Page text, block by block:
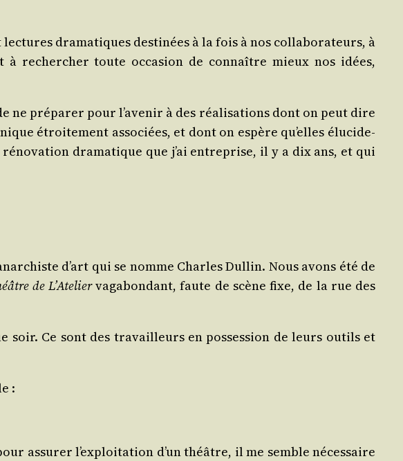
dra­ma­tiques des­ti­nées à la fois à nos col­la­bo­ra­teurs, à
recher­cher toute occa­sion de connaître mieux nos idées,
ne pré­pa­rer pour l’avenir à des réa­li­sa­tions dont on peut dire
étroi­te­ment asso­ciées, et dont on espère qu’elles élu­ci­de­
dra­ma­tique que j’ai entre­prise, il y a dix ans, et qui
d’art qui se nomme Charles Dul­lin. Nous avons été de
de L’Ateliervaga­bon­dant, faute de scène fixe, de la rue des
Ce sont des tra­vailleurs en pos­ses­sion de leurs outils et
:
assu­rer l’exploitation d’un théâtre, il me semble néces­saire